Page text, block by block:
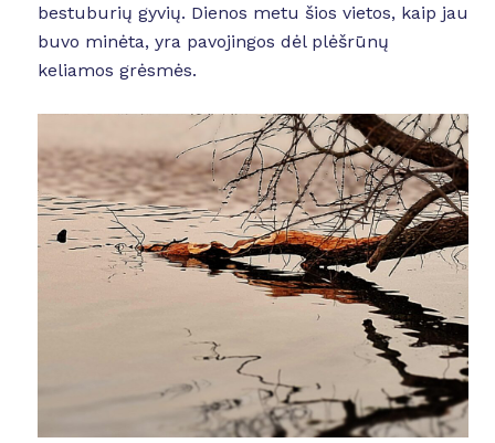
bestuburių gyvių. Dienos metu šios vietos, kaip jau
buvo minėta, yra pavojingos dėl plėšrūnų
keliamos grėsmės.